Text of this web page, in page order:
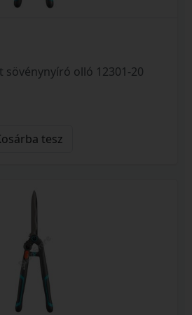
sövénynyíró olló 12301-20
tesz